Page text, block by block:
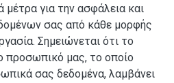
μέτρα για την ασφάλεια και
σας από κάθε μορφής
Σημειώνεται ότι το
προσωπικό μας, το οποίο
σας δεδομένα, λαμβάνει